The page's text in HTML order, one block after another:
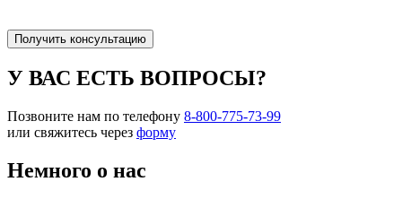
Получить консультацию
У ВАС ЕСТЬ ВОПРОСЫ?
Позвоните нам по телефону 8-800-775-73-99
или свяжитесь через форму
Немного о нас